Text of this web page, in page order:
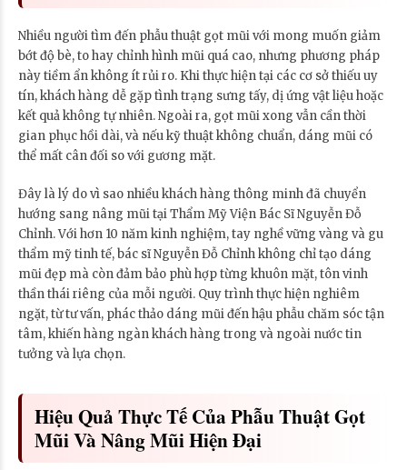
Nhiều người tìm đến phẫu thuật gọt mũi với mong muốn giảm
bớt độ bè, to hay chỉnh hình mũi quá cao, nhưng phương pháp
này tiềm ẩn không ít rủi ro. Khi thực hiện tại các cơ sở thiếu uy
tín, khách hàng dễ gặp tình trạng sưng tấy, dị ứng vật liệu hoặc
kết quả không tự nhiên. Ngoài ra, gọt mũi xong vẫn cần thời
gian phục hồi dài, và nếu kỹ thuật không chuẩn, dáng mũi có
thể mất cân đối so với gương mặt.
Đây là lý do vì sao nhiều khách hàng thông minh đã chuyển
hướng sang nâng mũi tại Thẩm Mỹ Viện Bác Sĩ Nguyễn Đỗ
Chỉnh. Với hơn 10 năm kinh nghiệm, tay nghề vững vàng và gu
thẩm mỹ tinh tế, bác sĩ Nguyễn Đỗ Chỉnh không chỉ tạo dáng
mũi đẹp mà còn đảm bảo phù hợp từng khuôn mặt, tôn vinh
thần thái riêng của mỗi người. Quy trình thực hiện nghiêm
ngặt, từ tư vấn, phác thảo dáng mũi đến hậu phẫu chăm sóc tận
tâm, khiến hàng ngàn khách hàng trong và ngoài nước tin
tưởng và lựa chọn.
Hiệu Quả Thực Tế Của Phẫu Thuật Gọt
Mũi Và Nâng Mũi Hiện Đại